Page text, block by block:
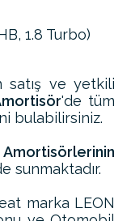
1.8 Turbo)
satış ve yetkili
'de tüm
bulabilirsiniz.
sunmaktadır.
marka LEON